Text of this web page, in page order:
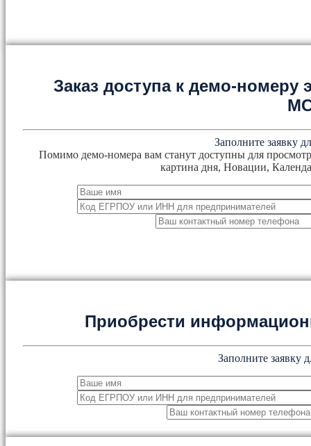
Заказ доступа к демо-номеру
Заполните заявку
Помимо демо-номера вам станут доступны для
картина дня, Новации,
Приобрести
Заполните заявку